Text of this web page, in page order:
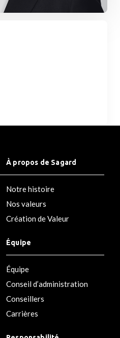
À propos de Sagard
Notre histoire
Nos valeurs
Création de Valeur
Équipe
Équipe
Conseil d’administration
Conseillers
Carrières